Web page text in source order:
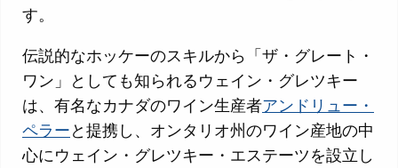
す。
伝説的なホッケーのスキルから「ザ・グレート・
ワン」としても知られるウェイン・グレツキー
は、有名なカナダのワイン生産者アンドリュー・
ペラーと提携し、オンタリオ州のワイン産地の中
心にウェイン・グレツキー・エステーツを設立し